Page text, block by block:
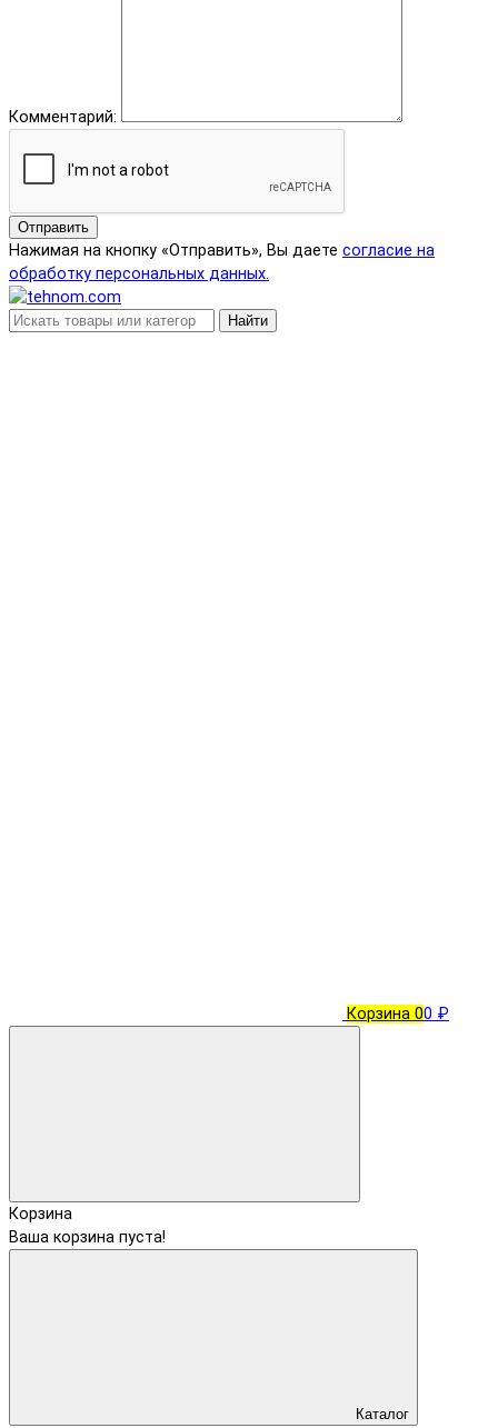
Комментарий:
Отправить
Нажимая на кнопку «Отправить», Вы даете согласие на
обработку персональных данных.
Найти
Корзина 00 ₽
Корзина
Ваша корзина пуста!
Каталог